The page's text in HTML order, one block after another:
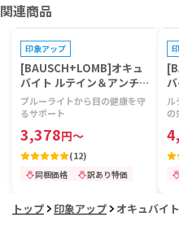
関連商品
プレゼントキャンペーン対象
印象アップ
[BAUSCH+LOMB]オキュ
バイト ルテイン＆アンチオ
キシダント 【1箱120錠】
ブルーライトから目の健康を守
るサポート
3,378円～
(12)
同梱価格 訳あり特価
ル
の
トップ 印象アップ オキュバイ